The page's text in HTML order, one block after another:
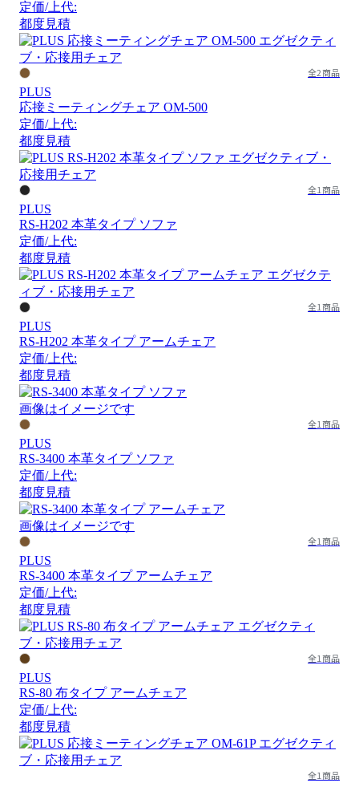
定価/上代:
都度見積
全2商品
PLUS
応接ミーティングチェア OM-500
定価/上代:
都度見積
全1商品
PLUS
RS-H202 本革タイプ ソファ
定価/上代:
都度見積
全1商品
PLUS
RS-H202 本革タイプ アームチェア
定価/上代:
都度見積
画像はイメージです
全1商品
PLUS
RS-3400 本革タイプ ソファ
定価/上代:
都度見積
画像はイメージです
全1商品
PLUS
RS-3400 本革タイプ アームチェア
定価/上代:
都度見積
全1商品
PLUS
RS-80 布タイプ アームチェア
定価/上代:
都度見積
全1商品